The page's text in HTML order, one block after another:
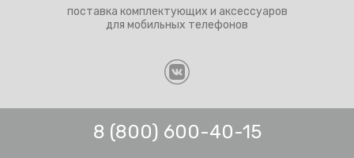
поставка комплектующих и аксессуаров
для мобильных телефонов
8 (800) 600-40-15